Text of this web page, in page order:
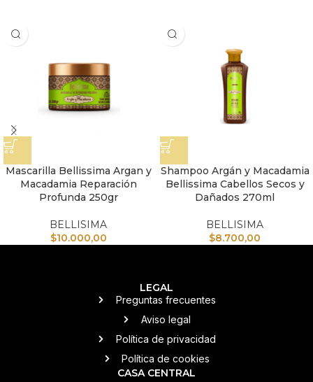
Mascarilla Bellissima Argan y
Macadamia Reparación
Profunda 250gr
BELLISIMA
$10.000,00
Shampoo Argán y Macadamia
Bellissima Cabellos Secos y
Dañados 270ml
BELLISIMA
$8.700,00
LEGAL
Preguntas frecuentes
Aviso legal
Política de privacidad
Política de cookies
CASA CENTRAL